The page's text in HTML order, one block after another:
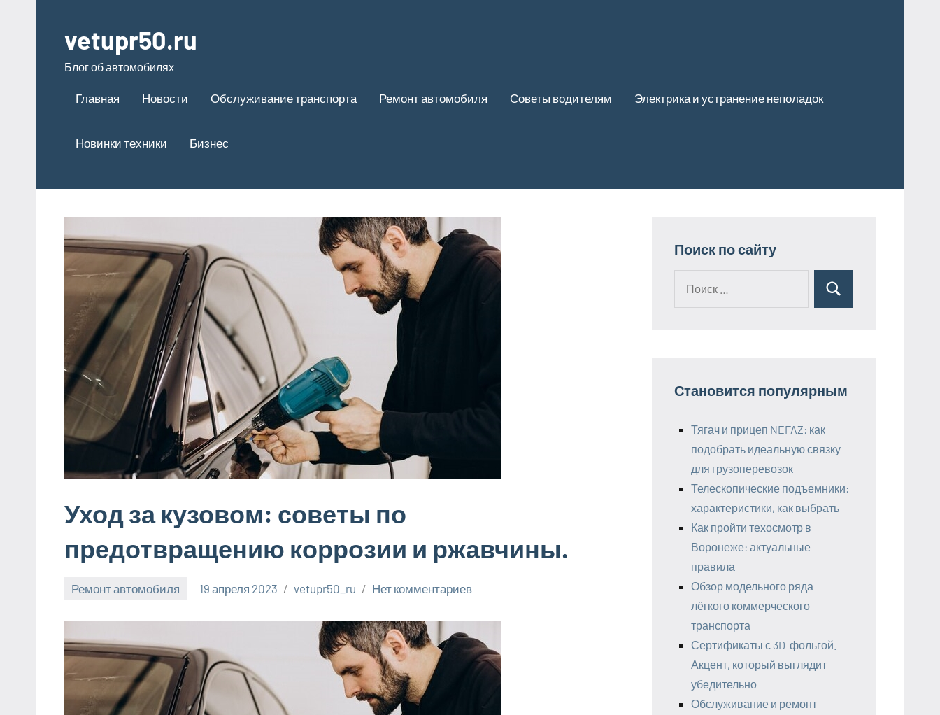
содержимому
vetupr50.ru
Блог об автомобилях
Главная Новости Обслуживание транспорта Ремонт автомобиля Советы водителям Электрика и устранение неполадок
Новинки техники Бизнес
Уход за кузовом: советы по
предотвращению коррозии и ржавчины.
Ремонт автомобиля 19 апреля 2023 vetupr50_ru Нет комментариев
Поиск по сайту
Поиск
Становится популярным
Тягач и прицеп NEFAZ: как
подобрать идеальную связку
для грузоперевозок
Телескопические подъемники:
характеристики, как выбрать
Как пройти техосмотр в
Воронеже: актуальные
правила
Обзор модельного ряда
лёгкого коммерческого
транспорта
Сертификаты с 3D-фольгой.
Акцент, который выглядит
убедительно
Обслуживание и ремонт